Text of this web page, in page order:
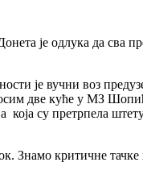
је одлука да сва
је вучни воз
осим две куће у МЗ
су претрпела
Знамо критичне